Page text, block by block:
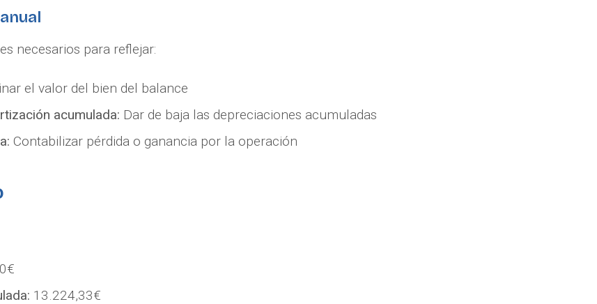
necesarios para reflejar:
el valor del bien del balance
acumulada: Dar de baja las depreciaciones acumuladas
Contabilizar pérdida o ganancia por la operación
13.224,33€